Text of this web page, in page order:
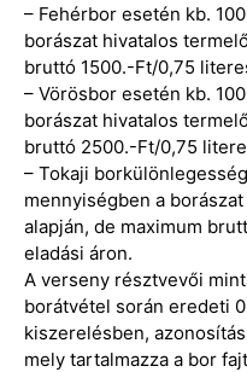
– Fehérbor esetén kb.
borászat hivatalos
bruttó 1500.-Ft/0,75
– Vörösbor esetén kb.
borászat hivatalos
bruttó 2500.-Ft/0,75
– Tokaji
mennyiségben a
alapján, de maximum
eladási áron.
A verseny résztvevői
borátvétel során eredeti
kiszerelésben,
mely tartalmazza a bor